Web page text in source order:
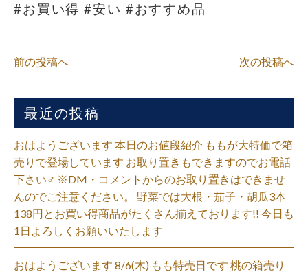
#お買い得 #安い #おすすめ品
前の投稿へ 次の投稿へ
最近の投稿
おはようございます 本日のお値段紹介 ももが大特価で箱
売りで登場しています お取り置きもできますのでお電話
下さい‍♂️ ※DM・コメントからのお取り置きはできませ
んのでご注意ください。 野菜では大根・茄子・胡瓜3本
138円とお買い得商品がたくさん揃えております!! 今日も
1日よろしくお願いいたします
おはようございます 8/6(木) もも特売日です 桃の箱売り